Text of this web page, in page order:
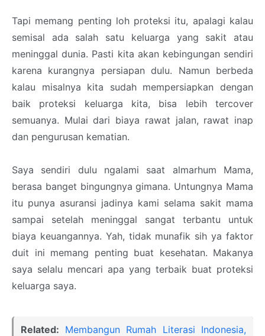
Tapi memang penting loh proteksi itu, apalagi kalau
semisal ada salah satu keluarga yang sakit atau
meninggal dunia. Pasti kita akan kebingungan sendiri
karena kurangnya persiapan dulu. Namun berbeda
kalau misalnya kita sudah mempersiapkan dengan
baik proteksi keluarga kita, bisa lebih tercover
semuanya. Mulai dari biaya rawat jalan, rawat inap
dan pengurusan kematian.
Saya sendiri dulu ngalami saat almarhum Mama,
berasa banget bingungnya gimana. Untungnya Mama
itu punya asuransi jadinya kami selama sakit mama
sampai setelah meninggal sangat terbantu untuk
biaya keuangannya. Yah, tidak munafik sih ya faktor
duit ini memang penting buat kesehatan. Makanya
saya selalu mencari apa yang terbaik buat proteksi
keluarga saya.
Related: Membangun Rumah Literasi Indonesia,